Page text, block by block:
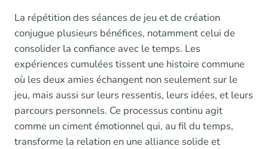
La répétition des séances de jeu et de création
conjugue plusieurs bénéfices, notamment celui de
consolider la confiance avec le temps. Les
expériences cumulées tissent une histoire commune
où les deux amies échangent non seulement sur le
jeu, mais aussi sur leurs ressentis, leurs idées, et leurs
parcours personnels. Ce processus continu agit
comme un ciment émotionnel qui, au fil du temps,
transforme la relation en une alliance solide et